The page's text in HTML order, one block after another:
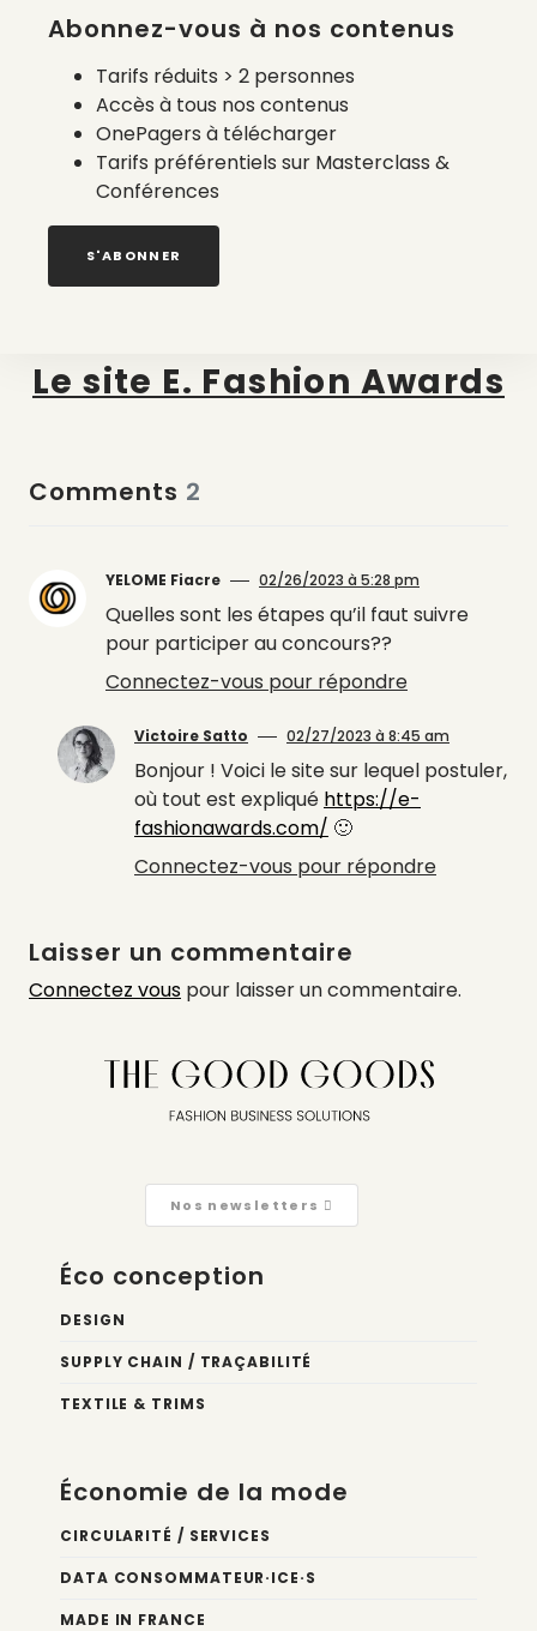
Les postulants devront élaborer un dossier de
style. Il doit comprendre :
Dessins / croquis de 2 à 4 silhouettes
Une sélection matière et méthode de
création / production engagé et éthique
La gamme de couleurs en échantillons réels
Les aplats correspondants, détaillés et
annotés.
La sélection se fait exclusivement sur dossier.
Le site E. Fashion Awards
Comments 2
YELOME Fiacre 02/26/2023 à 5:28 pm
Quelles sont les étapes qu’il faut suivre
pour participer au concours??
Connectez-vous pour répondre
Victoire Satto 02/27/2023 à 8:45 am
Bonjour ! Voici le site sur lequel postuler,
où tout est expliqué https://e-
fashionawards.com/ 🙂
Connectez-vous pour répondre
Laisser un commentaire
Connectez vous pour laisser un commentaire.
Nos newsletters
Éco conception
DESIGN
SUPPLY CHAIN / TRAÇABILITÉ
TEXTILE & TRIMS
Économie de la mode
CIRCULARITÉ / SERVICES
DATA CONSOMMATEUR·ICE·S
MADE IN FRANCE
Abonnez-vous à nos contenus
Tarifs réduits > 2 personnes
Accès à tous nos contenus
OnePagers à télécharger
Tarifs préférentiels sur Masterclass &
Conférences
S'ABONNER